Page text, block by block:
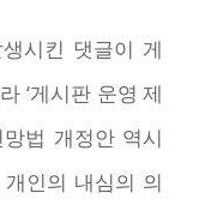
시킨 댓글이 게
‘게시판 운영 제
법 개정안 역시
개인의 내심의 의